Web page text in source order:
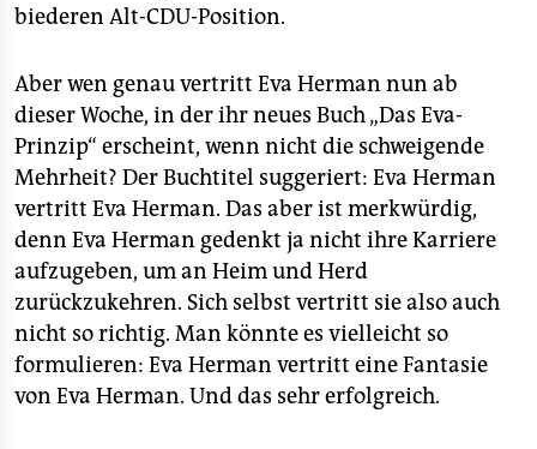
biederen Alt-CDU-Position.
Aber wen genau vertritt Eva Herman nun ab
dieser Woche, in der ihr neues Buch „Das Eva-
Prinzip“ erscheint, wenn nicht die schweigende
Mehrheit? Der Buchtitel suggeriert: Eva Herman
vertritt Eva Herman. Das aber ist merkwürdig,
denn Eva Herman gedenkt ja nicht ihre Karriere
aufzugeben, um an Heim und Herd
zurückzukehren. Sich selbst vertritt sie also auch
nicht so richtig. Man könnte es vielleicht so
formulieren: Eva Herman vertritt eine Fantasie
von Eva Herman. Und das sehr erfolgreich.